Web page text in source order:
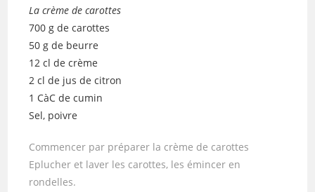
La crème de carottes
700 g de carottes
50 g de beurre
12 cl de crème
2 cl de jus de citron
1 CàC de cumin
Sel, poivre
Commencer par préparer la crème de carottes
Eplucher et laver les carottes, les émincer en
rondelles.